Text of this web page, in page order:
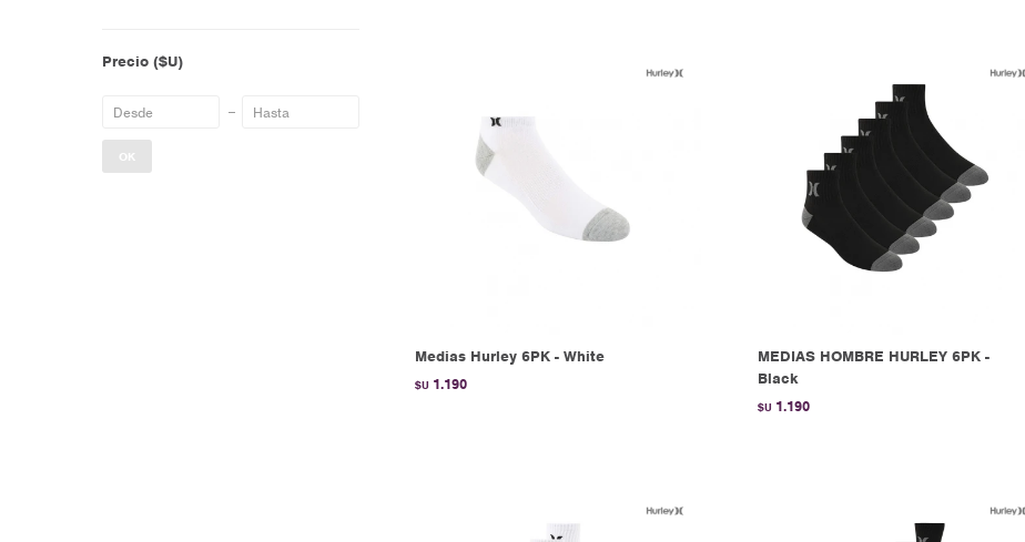
Medias Hurley 6PK - White
$U 1.190
MEDIAS HOMBRE HURLEY 6PK -
Black
$U 1.190
Precio ($U)
OK